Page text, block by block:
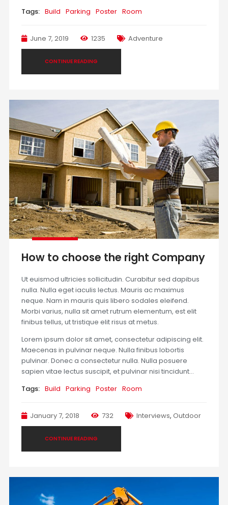
Tags: Build Parking Poster Room
June 7, 2019 1235 Adventure
CONTINUE READING
How to choose the right Company
Ut euismod ultricies sollicitudin. Curabitur sed dapibus
nulla. Nulla eget iaculis lectus. Mauris ac maximus
neque. Nam in mauris quis libero sodales eleifend.
Morbi varius, nulla sit amet rutrum elementum, est elit
finibus tellus, ut tristique elit risus at metus.
Lorem ipsum dolor sit amet, consectetur adipiscing elit.
Maecenas in pulvinar neque. Nulla finibus lobortis
pulvinar. Donec a consectetur nulla. Nulla posuere
sapien vitae lectus suscipit, et pulvinar nisi tincidunt…
Tags: Build Parking Poster Room
January 7, 2018 732 Interviews, Outdoor
CONTINUE READING